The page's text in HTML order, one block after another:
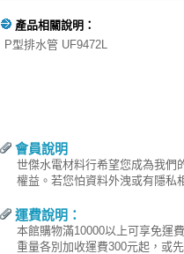
產品相關說明：
P型排水管 UF9472L
會員說明
世傑水電材料行希望您成為我們
權益。若您怕資料外洩或有隱私
運費說明：
本館購物滿10000以上可享免運
重量各別加收運費300元起，或